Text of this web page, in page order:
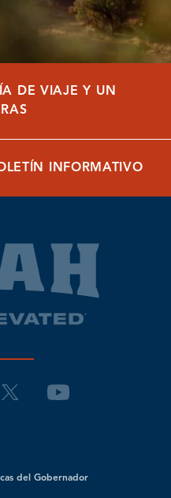
DE VIAJE Y UN
INFORMATIVO
del Gobernador